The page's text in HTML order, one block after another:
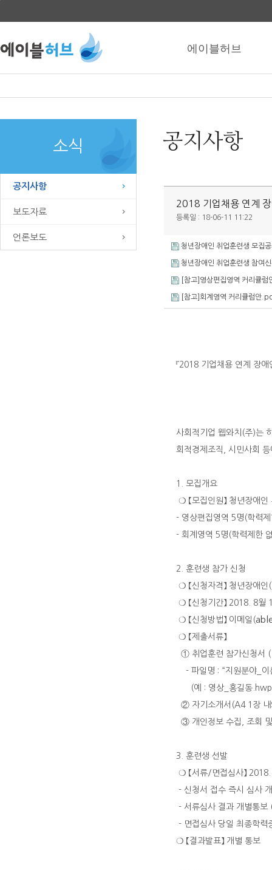
바로가기
에이블허브
소식
공지사항
보도자료
언론보도
공지사항
2018 기업채용 연계
등록일 : 18-06-11 11:22
청년장애인 취업훈련생 모집
청년장애인 취업훈련생 참여
[참고]영상편집영역 커리큘
[참고]회계영역 커리큘럼안
『2018 기업채용 연계 장애
사회적기업 웹와치(주)는
회적경제조직, 시민사회
1. 모집개요
❍ 【모집인원】 청년장애
- 영상편집영역 5명(학력
- 회계영역 5명(학력제한
2. 훈련생 참가 신청
❍ 【신청자격】 청년장애
❍ 【신청기간】 2018. 8
❍ 【신청방법】 이메일(
❍ 【제출서류】
① 취업훈련 참가신청서 (
- 파일명 : “지원분야_이
(예 : 영상_홍길동.hwp
② 자기소개서(A4 1장 내
③ 개인정보 수집, 조회 및
3. 훈련생 선발
❍ 【서류/면접심사】
- 신청서 접수 즉시 심사
- 서류심사 결과 개별통보
- 면접심사 당일 최종학력
❍ 【결과발표】 개별 통보